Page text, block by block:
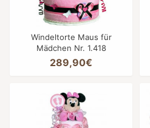
Windeltorte Maus für
Mädchen Nr. 1.418
289,90€